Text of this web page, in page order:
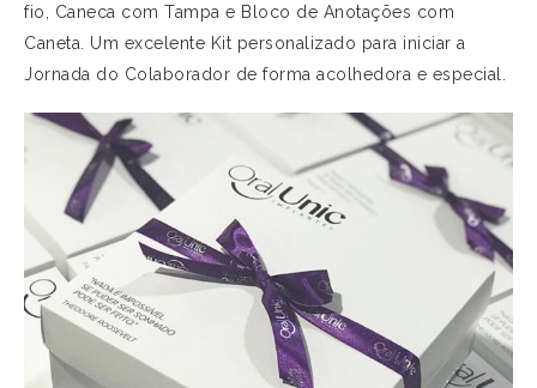
fio, Caneca com Tampa e Bloco de Anotações com
Caneta. Um excelente Kit personalizado para iniciar a
Jornada do Colaborador de forma acolhedora e especial.